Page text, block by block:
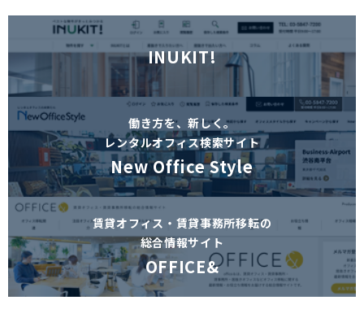
INUKIT!
働き方を、新しく。
レンタルオフィス検索サイト
New Office Style
賃貸オフィス・賃貸事務所移転の
総合情報サイト
OFFICE&